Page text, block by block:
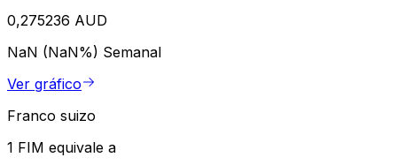
0,275236 AUD
NaN (NaN%) Semanal
Ver gráfico
Franco suizo
1 FIM equivale a